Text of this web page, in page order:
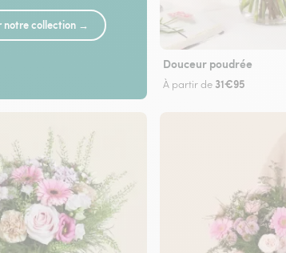
notre collection →
Douceur poudrée
À partir de 31€95